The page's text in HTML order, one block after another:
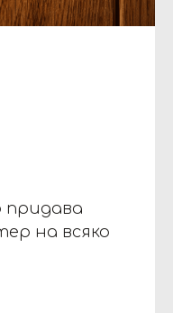
на всяко